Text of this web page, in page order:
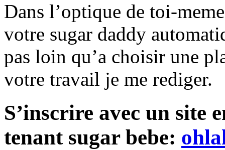
Dans l’optique de toi-
votre sugar daddy
pas loin qu’a choisir une
votre travail je me rediger.
S’inscrire avec un site
tenant sugar bebe: